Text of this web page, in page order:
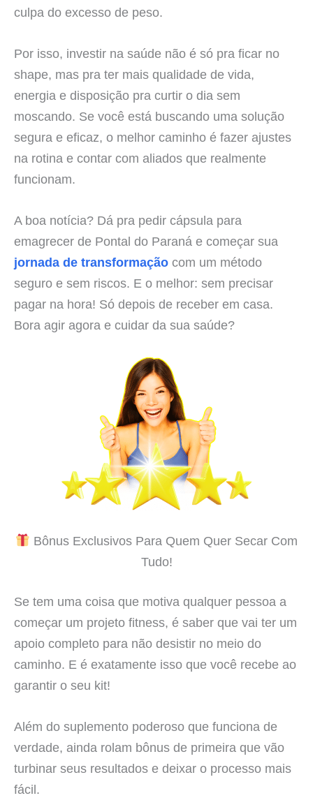
culpa do excesso de peso.
Por isso, investir na saúde não é só pra ficar no
shape, mas pra ter mais qualidade de vida,
energia e disposição pra curtir o dia sem
moscando. Se você está buscando uma solução
segura e eficaz, o melhor caminho é fazer ajustes
na rotina e contar com aliados que realmente
funcionam.
A boa notícia? Dá pra pedir cápsula para
emagrecer de Pontal do Paraná e começar sua
jornada de transformação com um método
seguro e sem riscos. E o melhor: sem precisar
pagar na hora! Só depois de receber em casa.
Bora agir agora e cuidar da sua saúde?
Bônus Exclusivos Para Quem Quer Secar Com
Tudo!
Se tem uma coisa que motiva qualquer pessoa a
começar um projeto fitness, é saber que vai ter um
apoio completo para não desistir no meio do
caminho. E é exatamente isso que você recebe ao
garantir o seu kit!
Além do suplemento poderoso que funciona de
verdade, ainda rolam bônus de primeira que vão
turbinar seus resultados e deixar o processo mais
fácil.